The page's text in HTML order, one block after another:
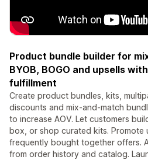
Product bundle builder for
BYOB, BOGO and upsells
fulfillment
Create product bundles, kits,
discounts and mix-and-match
to increase AOV. Let customers
box, or shop curated kits. Promote
frequently bought together offers.
from order history and catalog.